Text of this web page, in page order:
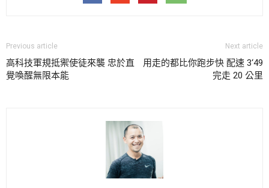
Previous article
高科技軍規抵禦使徒來襲 忠於直
覺喚醒無限本能
Next article
用走的都比你跑步快 配速 3‘49
完走 20 公里